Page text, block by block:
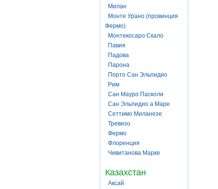
Милан
Монте Урано (провинция
Фермо)
Монтекосаро Скало
Павия
Падова
Парона
Порто Сан Эльпидио
Рим
Сан Мауро Пасколи
Сан Эльпидио а Маре
Сеттимо Миланезе
Тревизо
Фермо
Флоренция
Чивитанова Марке
Казахстан
Аксай